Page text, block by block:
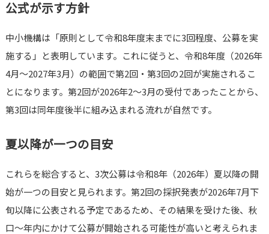
公式が示す方針
中小機構は「原則として令和8年度末までに3回程度、公募を実
施する」と表明しています。これに従うと、令和8年度（2026年
4月〜2027年3月）の範囲で第2回・第3回の2回が実施されるこ
とになります。第2回が2026年2〜3月の受付であったことから、
第3回は同年度後半に組み込まれる流れが自然です。
夏以降が一つの目安
これらを総合すると、3次公募は令和8年（2026年）夏以降の開
始が一つの目安と見られます。第2回の採択発表が2026年7月下
旬以降に公表される予定であるため、その結果を受けた後、秋
口〜年内にかけて公募が開始される可能性が高いと考えられま